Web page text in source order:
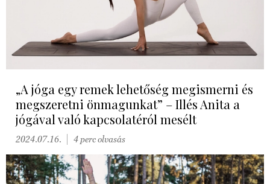
„A jóga egy remek lehetőség megismerni és
megszeretni önmagunkat” – Illés Anita a
jógával való kapcsolatéról mesélt
2024.07.16. 4 perc olvasás